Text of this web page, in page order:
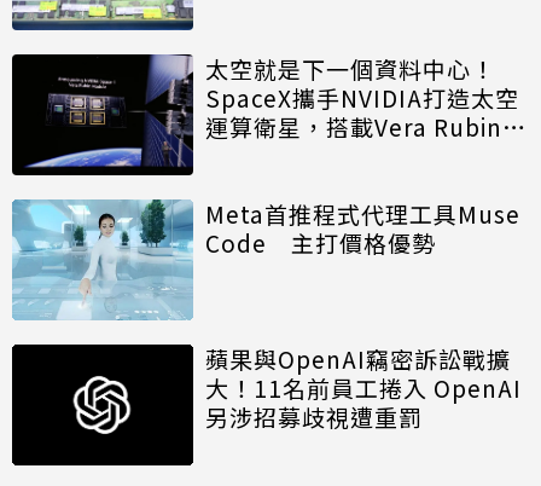
太空就是下一個資料中心！
SpaceX攜手NVIDIA打造太空
運算衛星，搭載Vera Rubin運
Meta首推程式代理工具Muse
Code 主打價格優勢
蘋果與OpenAI竊密訴訟戰擴
大！11名前員工捲入 OpenAI
另涉招募歧視遭重罰